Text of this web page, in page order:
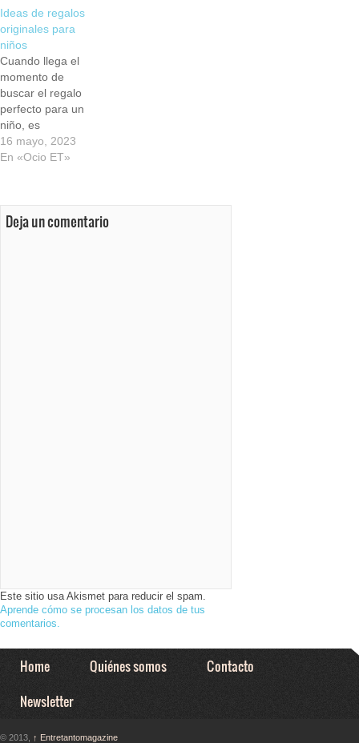
Ideas de regalos
originales para
niños
Cuando llega el
momento de
buscar el regalo
perfecto para un
niño, es
importante dar
con opciones
creatividad y les
brinden horas de
16 mayo, 2023
En «Ocio ET»
Deja un comentario
Este sitio usa Akismet para reducir el spam.
Aprende cómo se procesan los datos de tus
comentarios.
Home Quiénes somos
Contacto
Newsletter
© 2013, ↑ Entretantomagazine